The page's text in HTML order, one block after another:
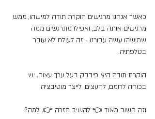
כאשר אנחנו מרגישים הוקרת תודה למישהו, ממש
מרגישים אותה בלב, ואפילו מתרגשים ממה
שמישהו עשה עבורנו - זה לעולם לא עובר
בטלפתיה.
הוקרת תודה היא פידבק בעל ערך עצום. יש
בכוחה לרומם, להעצים, לייצר מוטיבציה.
וזה חשוב מאוד 👈 להשיב חזרה 👉. למה?